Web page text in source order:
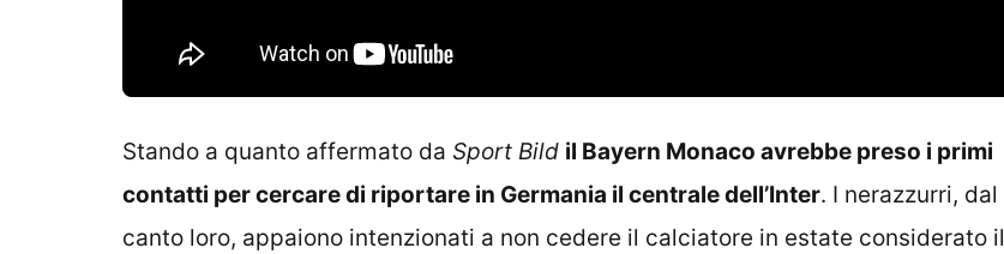
Stando a quanto affermato da Sport Bild il Bayern Monaco avrebbe preso i primi
contatti per cercare di riportare in Germania il centrale dell’Inter. I nerazzurri, dal
canto loro, appaiono intenzionati a non cedere il calciatore in estate considerato il